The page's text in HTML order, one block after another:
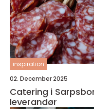
inspiration
02. December 2025
Catering i
leverandør